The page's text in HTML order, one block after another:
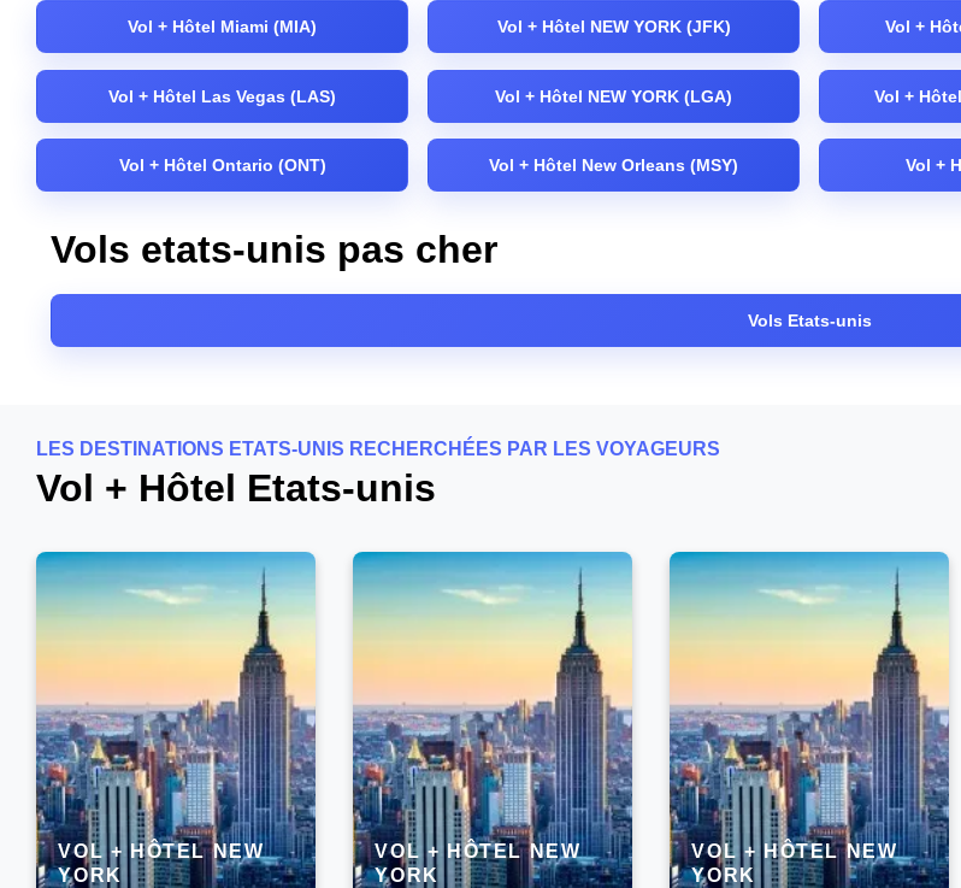
Vol + Hôtel Miami (MIA) Vol + Hôtel NEW YORK (JFK) Vol +
Vol + Hôtel Las Vegas (LAS) Vol + Hôtel NEW YORK (LGA) Vol +
Vol + Hôtel Ontario (ONT) Vol + Hôtel New Orleans (MSY) Vol +
Vols etats-unis pas cher
Vols Etats-unis
LES DESTINATIONS ETATS-UNIS RECHERCHÉES PAR LES VOYAGEURS
Vol + Hôtel Etats-unis
VOL + HÔTEL NEW
YORK
VOL + HÔTEL NEW
YORK
VOL + HÔTEL NEW
YORK